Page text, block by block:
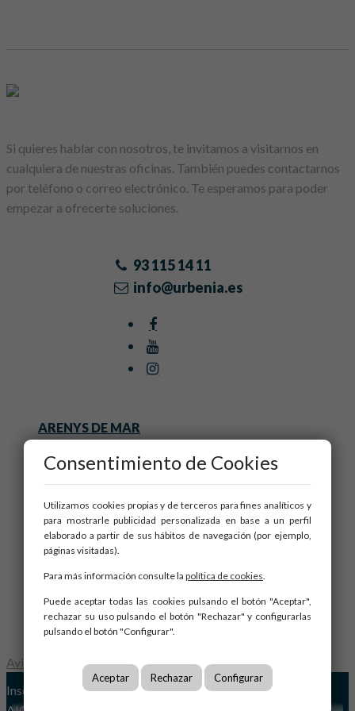
93 115 14 11
info@urbenia.es
Si quieres hablar con nosotros, te invitamos a visitarnos en
cualquiera de nuestras oficinas. También puedes contactarnos
por teléfono o correo electrónico. Te esperamos para poder
empezar a ofrecerte soluciones.
ARENYS DE MAR
MATARÓ
PINEDA DE MAR
Inicio
Quiénes somos
Servicios
Blog
Contacto
Aviso Legal
Política de Cookies
Inscrito en el Registre d'Agents Immobiliaris de Catalunya
Consentimiento de Cookies
Utilizamos cookies propias y de terceros para fines analíticos y
para mostrarle publicidad personalizada en base a un perfil
elaborado a partir de sus hábitos de navegación (por ejemplo,
páginas visitadas).
Para más información consulte la política de cookies.
Puede aceptar todas las cookies pulsando el botón "Aceptar",
rechazar su uso pulsando el botón "Rechazar" y configurarlas
pulsando el botón "Configurar".
Aceptar Rechazar Configurar